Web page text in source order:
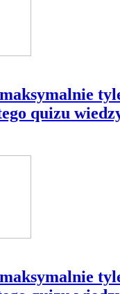
quizu